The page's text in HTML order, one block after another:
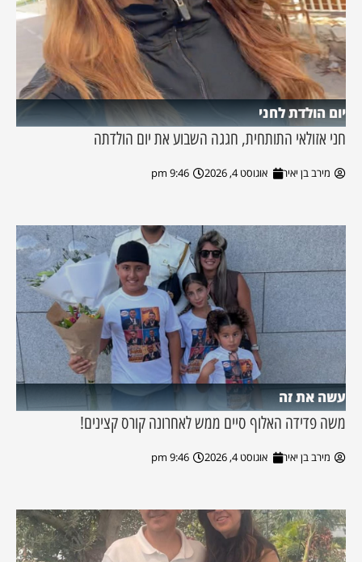
יום הולדת לחני
חני אזולאי התותחית, חגגה השבוע את יום הולדתה
מירב בן יאיר אוגוסט 4, 2026 9:46 pm
עשה את זה
משה פדידה האלוף סיים ממש לאחרונה קורס קצינים!
מירב בן יאיר אוגוסט 4, 2026 9:46 pm